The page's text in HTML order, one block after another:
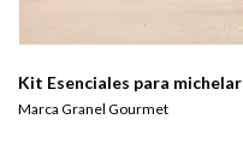
Kit Esenciales para michelar
Marca Granel Gourmet